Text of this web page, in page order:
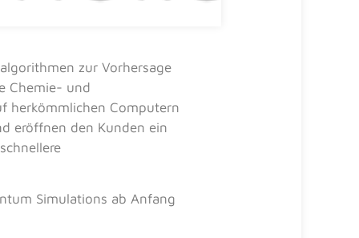
zur Vorhersage
Chemie- und
herkömmlichen Computern
eröffnen den Kunden ein
Simulations ab Anfang